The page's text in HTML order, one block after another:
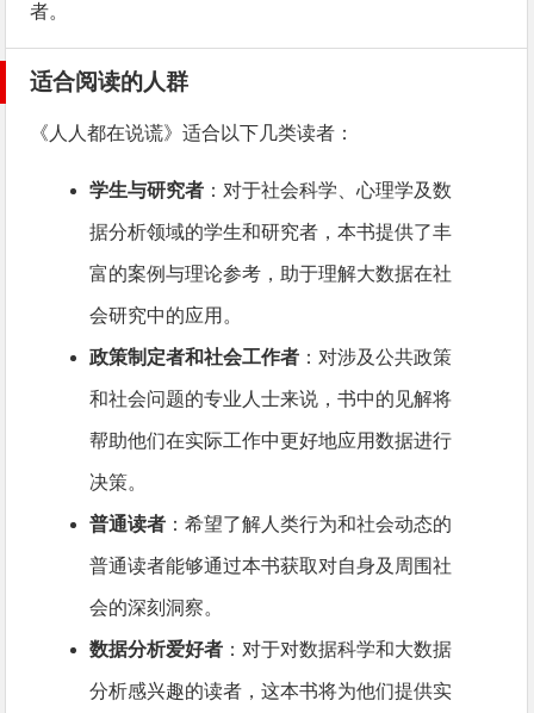
者。
适合阅读的人群
《人人都在说谎》适合以下几类读者：
学生与研究者 ：对于社会科学、心理学及数
据分析领域的学生和研究者，本书提供了丰
富的案例与理论参考，助于理解大数据在社
会研究中的应用。
政策制定者和社会工作者 ：对涉及公共政策
和社会问题的专业人士来说，书中的见解将
帮助他们在实际工作中更好地应用数据进行
决策。
普通读者 ：希望了解人类行为和社会动态的
普通读者能够通过本书获取对自身及周围社
会的深刻洞察。
数据分析爱好者 ：对于对数据科学和大数据
分析感兴趣的读者，这本书将为他们提供实